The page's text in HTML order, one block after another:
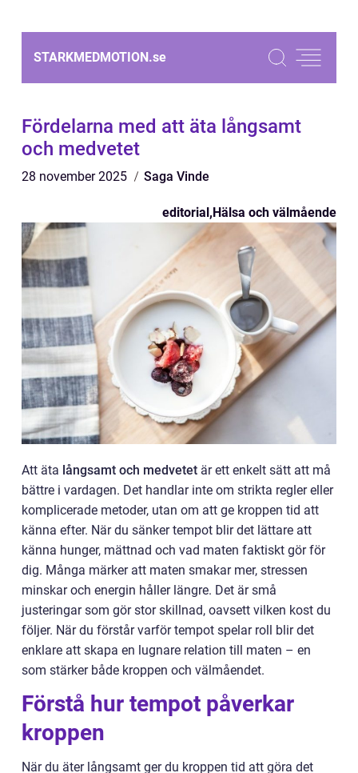
STARKMEDMOTION.se
Fördelarna med att äta långsamt
och medvetet
28 november 2025 Saga Vinde
editorial,Hälsa och välmående
Att äta långsamt och medvetet är ett enkelt sätt att må
bättre i vardagen. Det handlar inte om strikta regler eller
komplicerade metoder, utan om att ge kroppen tid att
känna efter. När du sänker tempot blir det lättare att
känna hunger, mättnad och vad maten faktiskt gör för
dig. Många märker att maten smakar mer, stressen
minskar och energin håller längre. Det är små
justeringar som gör stor skillnad, oavsett vilken kost du
följer. När du förstår varför tempot spelar roll blir det
enklare att skapa en lugnare relation till maten – en
som stärker både kroppen och välmåendet.
Förstå hur tempot påverkar
kroppen
När du äter långsamt ger du kroppen tid att göra det